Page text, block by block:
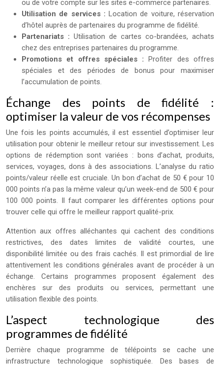
ou de votre compte sur les sites e-commerce partenaires.
Utilisation de services :Location de voiture, réservation
d’hôtel auprès de partenaires du programme de fidélité.
Partenariats : Utilisation de cartes co-brandées, achats
chez des entreprises partenaires du programme.
Promotions et offres spéciales :Profiter des offres
spéciales et des périodes de bonus pour maximiser
l’accumulation de points.
Échange des points de fidélité :
optimiser la valeur de vos récompenses
Une fois les points accumulés, il est essentiel d’optimiser leur
utilisation pour obtenir le meilleur retour sur investissement. Les
options de rédemption sont variées : bons d’achat, produits,
services, voyages, dons à des associations. L’analyse du ratio
points/valeur réelle est cruciale. Un bon d’achat de 50 € pour 10
000 points n’a pas la même valeur qu’un week-end de 500 € pour
100 000 points. Il faut comparer les différentes options pour
trouver celle qui offre le meilleur rapport qualité-prix.
Attention aux offres alléchantes qui cachent des conditions
restrictives, des dates limites de validité courtes, une
disponibilité limitée ou des frais cachés. Il est primordial de lire
attentivement les conditions générales avant de procéder à un
échange. Certains programmes proposent également des
enchères sur des produits ou services, permettant une
utilisation flexible des points.
L’aspect technologique des
programmes de fidélité
Derrière chaque programme de télépoints se cache une
infrastructure technologique sophistiquée. Des bases de